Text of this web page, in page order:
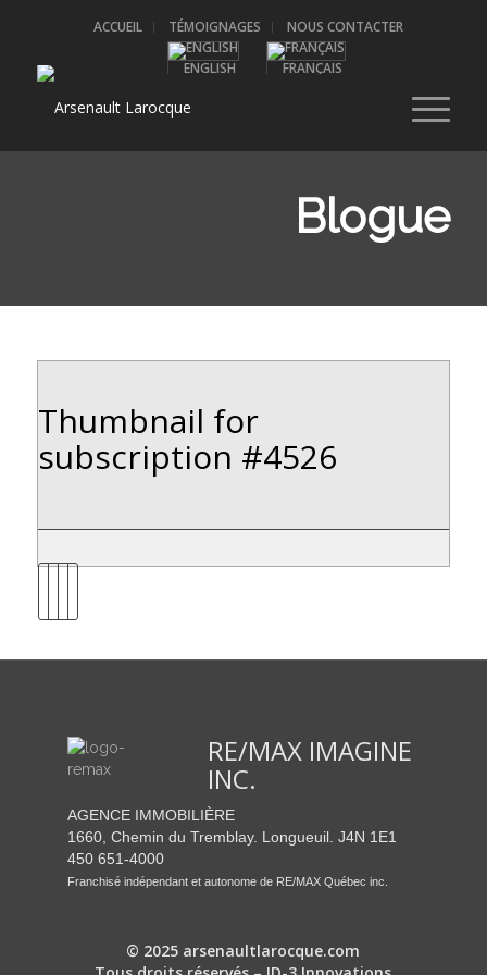
ACCUEIL TÉMOIGNAGES NOUS CONTACTER
ENGLISH FRANÇAIS
Blogue
Thumbnail for
subscription #4526
RE/MAX IMAGINE
INC.
AGENCE IMMOBILIÈRE
1660, Chemin du Tremblay. Longueuil. J4N 1E1
450 651-4000
Franchisé indépendant et autonome de RE/MAX Québec inc.
© 2025 arsenaultlarocque.com